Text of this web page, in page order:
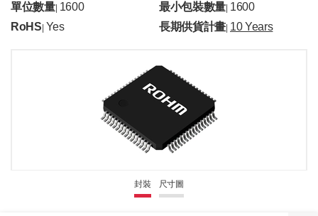
單位數量| 1600 最小包裝數量 1600
RoHS Yes 長期供貨計畫 10 Years
封裝 尺寸圖